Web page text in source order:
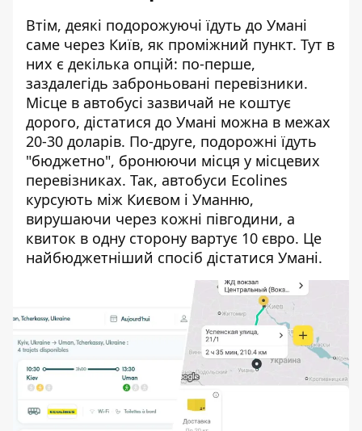
Втім, деякі подорожуючі їдуть до Умані
саме через Київ, як проміжний пункт. Тут в
них є декілька опцій: по-перше,
заздалегідь заброньовані перевізники.
Місце в автобусі зазвичай не коштує
дорого, дістатися до Умані можна в межах
20-30 доларів. По-друге, подорожні їдуть
"бюджетно", бронюючи місця у місцевих
перевізниках. Так, автобуси Ecolines
курсують між Києвом і Уманню,
вирушаючи через кожні півгодини, а
квиток в одну сторону вартує 10 євро. Це
найбюджетніший спосіб дістатися Умані.